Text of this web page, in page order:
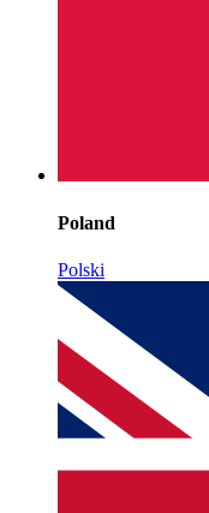
Poland
Polski